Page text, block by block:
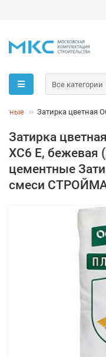
Все категории
Затирка цветная
Затирка
XC6 E, бежевая
цементные
смеси